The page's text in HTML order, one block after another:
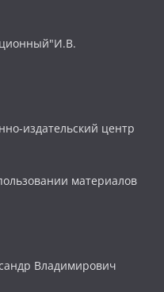
издательский центр
материалов
Владимирович